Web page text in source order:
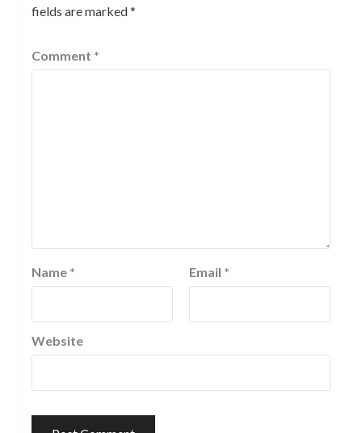
fields are marked*
Comment *
Name * Email *
Website